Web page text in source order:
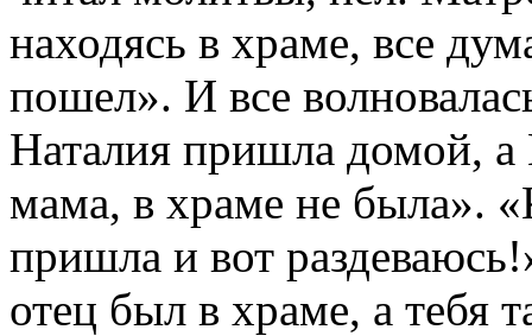
находясь в храме, все
пошел». И все
Наталия пришла домой,
мама, в храме не была».
пришла и вот
отец был в храме, а тебя